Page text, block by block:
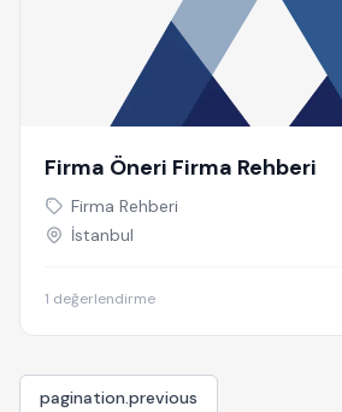
Firma Öneri Firma Rehberi
Firma Rehberi
İstanbul
1 değerlendirme
pagination.previous